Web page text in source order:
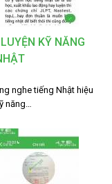
KỸ NĂNG
nghe tiếng Nhật hiệu
năng…